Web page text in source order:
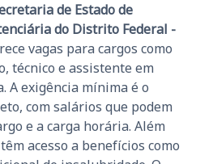
de Estado de
do Distrito Federal -
vagas para cargos como
técnico e assistente em
A exigência mínima é o
com salários que podem
e a carga horária. Além
acesso a benefícios como